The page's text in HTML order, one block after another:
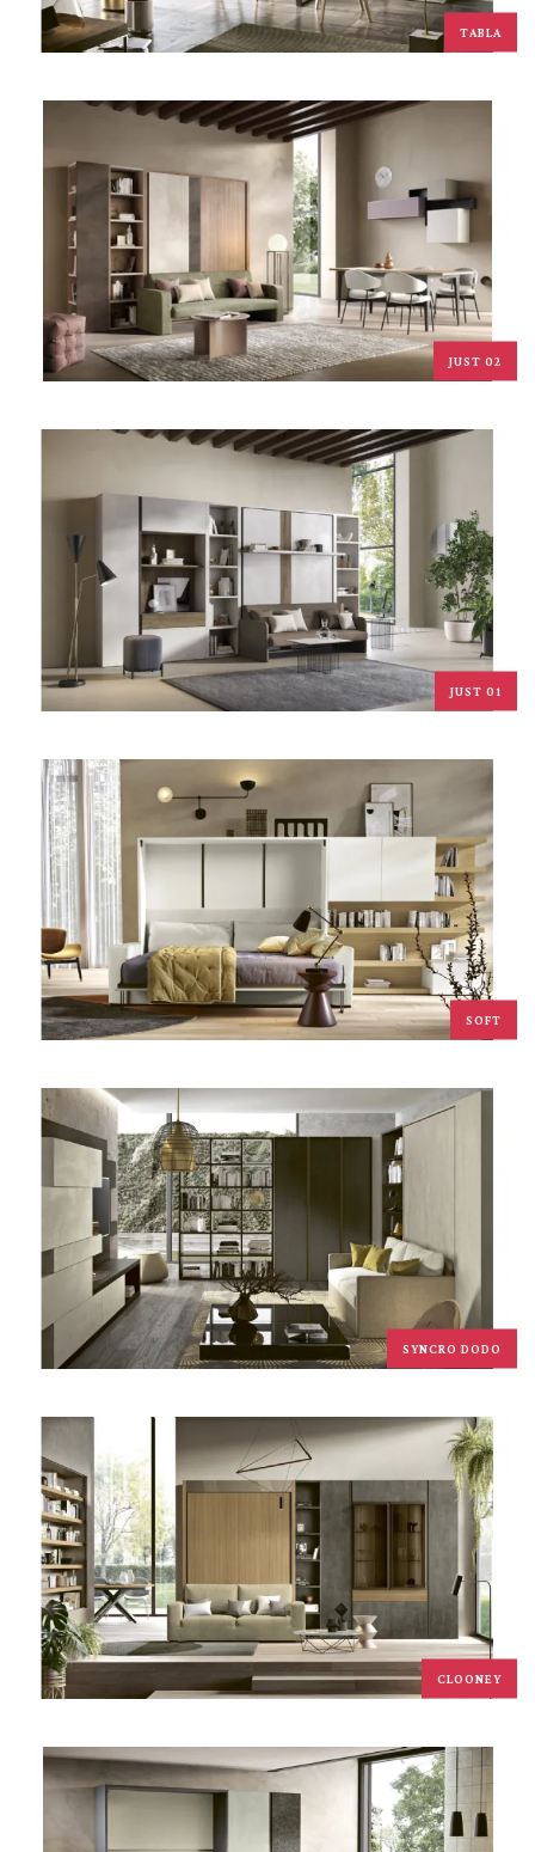
TABLA
JUST 02
JUST 01
SOFT
SYNCRO DODO
CLOONEY